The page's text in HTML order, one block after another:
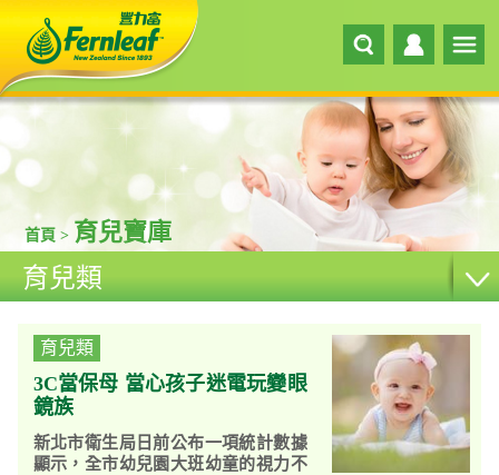
首頁 > 育兒寶庫
育兒類
育兒類
3C當保母 當心孩子迷電玩變眼
鏡族
新北市衛生局日前公布一項統計數據
顯示，全市幼兒園大班幼童的視力不